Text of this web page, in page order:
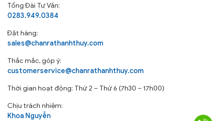
Tổng Đài Tư Vấn:
0283.949.0384
Đặt hàng:
sales@chanrathanhthuy.com
Thắc mắc, góp ý:
customerservice@chanrathanhthuy.com
Thời gian hoạt động: Thứ 2 – Thứ 6 (7h30 – 17h00)
Chịu trách nhiệm:
Khoa Nguyễn